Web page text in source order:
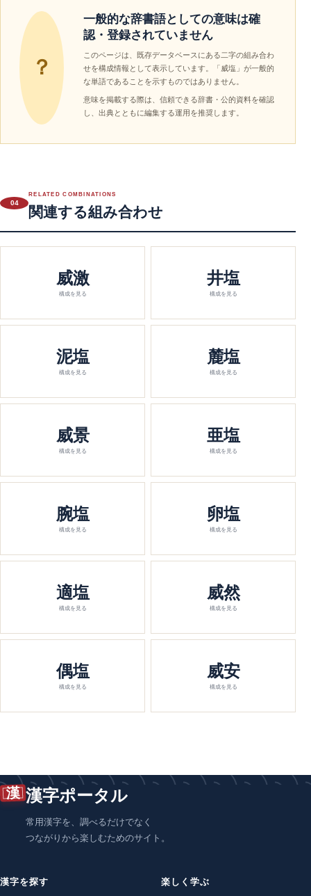
？
一般的な辞書語としての意味は確
認・登録されていません
このページは、既存データベースにある二字の組み合わ
せを構成情報として表示しています。「威塩」が一般的
な単語であることを示すものではありません。
意味を掲載する際は、信頼できる辞書・公的資料を確認
し、出典とともに編集する運用を推奨します。
04
RELATED COMBINATIONS
関連する組み合わせ
威激
構成を見る
井塩
構成を見る
泥塩
構成を見る
麓塩
構成を見る
威景
構成を見る
亜塩
構成を見る
腕塩
構成を見る
卵塩
構成を見る
適塩
構成を見る
威然
構成を見る
偶塩
構成を見る
威安
構成を見る
漢 漢字ポータル
常用漢字を、調べるだけでなく
つながりから楽しむためのサイト。
漢字を探す 楽しく学ぶ